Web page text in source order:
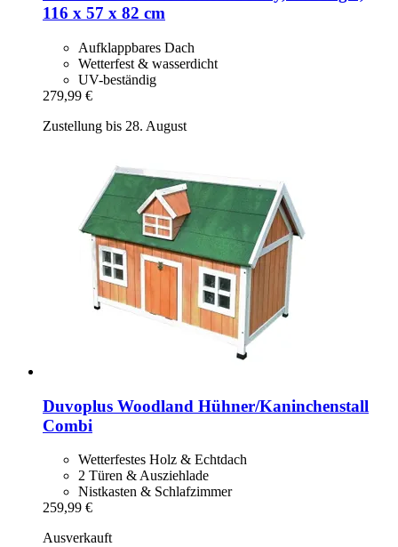
116 x 57 x 82 cm
Aufklappbares Dach
Wetterfest & wasserdicht
UV-beständig
279,99 €
Zustellung bis 28. August
Duvoplus Woodland Hühner/Kaninchenstall
Combi
Wetterfestes Holz & Echtdach
2 Türen & Ausziehlade
Nistkasten & Schlafzimmer
259,99 €
Ausverkauft